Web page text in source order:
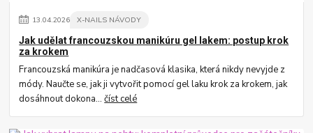
13.04.2026 X-NAILS NÁVODY
Jak udělat francouzskou manikúru gel lakem: postup krok
za krokem
Francouzská manikúra je nadčasová klasika, která nikdy nevyjde z
módy. Naučte se, jak ji vytvořit pomocí gel laku krok za krokem, jak
dosáhnout dokona...číst celé